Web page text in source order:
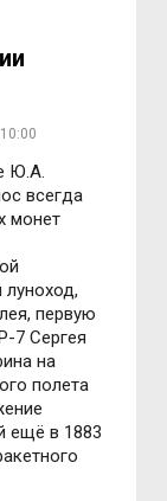
Ю.А.
всегда
монет
луноход,
первую
7 Сергея
на
полета
ещё в 1883